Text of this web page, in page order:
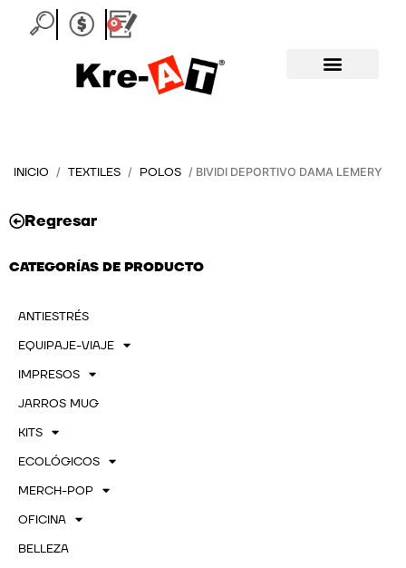
0
Carrito
INICIO / TEXTILES / POLOS / BIVIDI DEPORTIVO DAMA LEMERY
Regresar
CATEGORÍAS DE PRODUCTO
ANTIESTRÉS
EQUIPAJE-VIAJE
IMPRESOS
JARROS MUG
KITS
ECOLÓGICOS
MERCH-POP
OFICINA
BELLEZA